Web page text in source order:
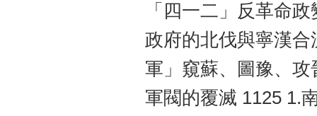
「四一二」反革命
政府的北伐與寧漢
軍」窺蘇、圖豫、
軍閥的覆滅 1125 1.